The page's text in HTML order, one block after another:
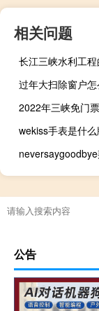
相关问题
长江三峡水利工
过年大扫除窗户
2022年三峡免门
wekiss手表是什
公告